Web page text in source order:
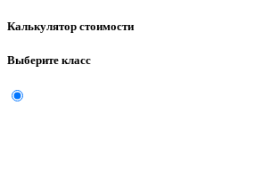
Калькулятор стоимости
Выберите класс